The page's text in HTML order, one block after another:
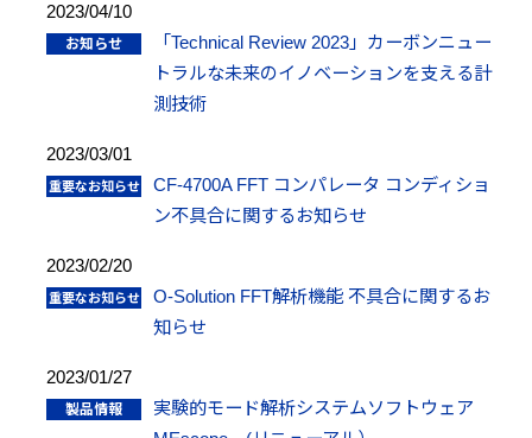
2023/04/10
「Technical Review 2023」カーボンニュー
トラルな未来のイノベーションを支える計
測技術
2023/03/01
CF-4700A FFT コンパレータ コンディショ
ン不具合に関するお知らせ
2023/02/20
O-Solution FFT解析機能 不具合に関するお
知らせ
2023/01/27
実験的モード解析システムソフトウェア